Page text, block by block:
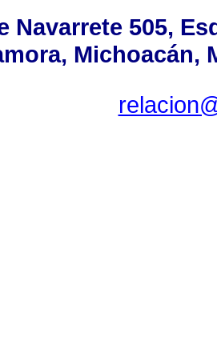
Navarrete 505,
Michoacán,